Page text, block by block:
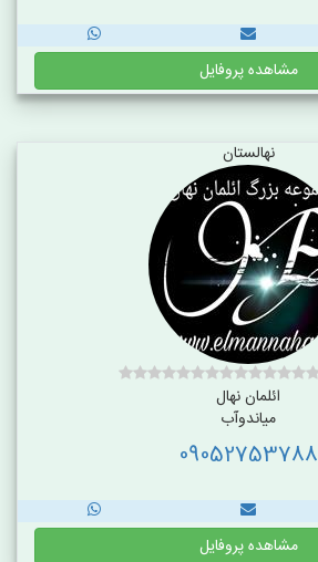
مشاهده پروفایل
نهالستان
ائلمان نهال
میاندوآب
09052753788
مشاهده پروفایل